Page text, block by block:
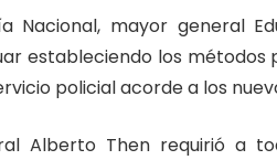
Nacional, mayor general
estableciendo los métodos
policial acorde a los
Alberto Then requirió a